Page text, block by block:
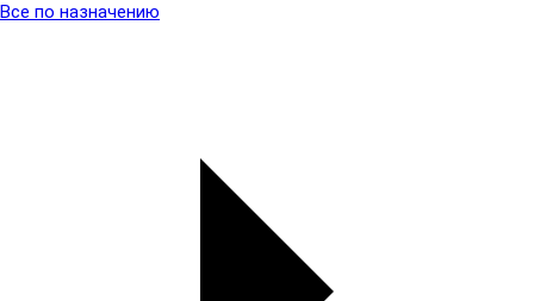
Все по назначению